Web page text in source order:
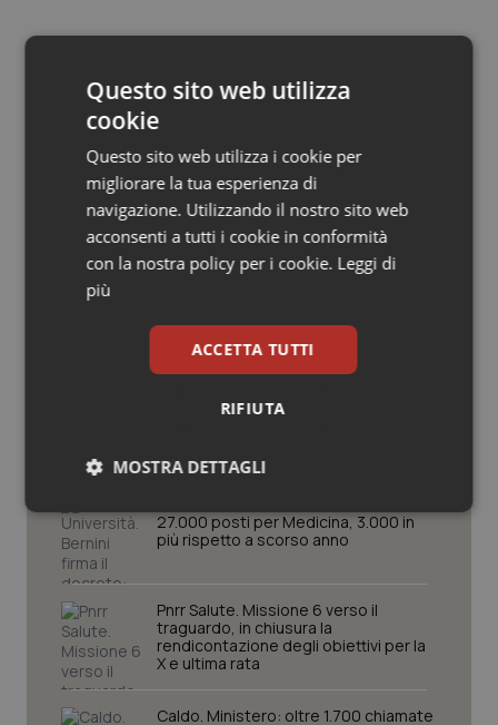
Sangue & coagulazione
Tumore al seno
Tumore ovarico
Tumori gastrointestinali
22 Dicembre 2014
Potrebbe interessarti in
Governo e Parlamento
Decreto PA. Un commissario per
smaltire le scorte Covid, le liste
d’attesa tornano al Siveas e il
controllo sulle agende di
27.000 posti per Medicina, 3.000 in
più rispetto a scorso anno
Pnrr Salute. Missione 6 verso il
traguardo, in chiusura la
rendicontazione degli obiettivi per la
X e ultima rata
Caldo. Ministero: oltre 1.700 chiamate
Questo sito web utilizza
cookie
Questo sito web utilizza i cookie per
migliorare la tua esperienza di
navigazione. Utilizzando il nostro sito web
acconsenti a tutti i cookie in conformità
con la nostra policy per i cookie. Leggi di
più
ACCETTA TUTTI
RIFIUTA
MOSTRA DETTAGLI
Necessari Statistici Marketing
Necessari Statistici
I cookie necessari contribuiscono a rendere fruibile il